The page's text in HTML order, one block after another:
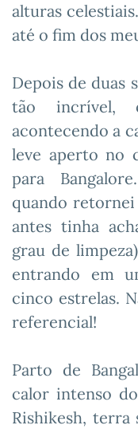
alturas
até o fim dos
Depois de duas
tão incrível,
acontecendo a
leve aperto no
para
quando
antes tinha
grau de
entrando em
cinco estrelas.
referencial!
Parto de
calor intenso
Rishikesh, terra